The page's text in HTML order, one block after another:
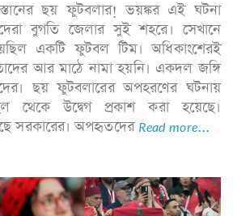
ছয় ফুটবলার! ভয়ঙ্কর এই ঘটনা
দেরা বুগতি জেলার সুই শহরে। সেখানে
একটি ফুটবল টিম। অধিকাংশেরই
আর মাঠে নামা হয়নি। একদল জঙ্গি
ছয় ফুটবলারের অপহরণের ঘটনায়
থেকে উদ্বেগ প্রকাশ করা হয়েছে।
সরকারের। অপহৃতদের Read more...